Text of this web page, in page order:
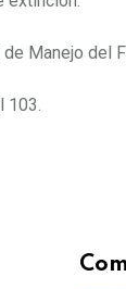
Manejo del